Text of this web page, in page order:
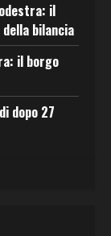
il
bilancia
il borgo
dopo 27